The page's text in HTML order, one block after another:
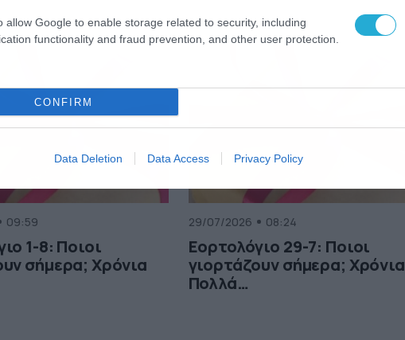
allow Google to enable storage related to security, including
functionality and fraud prevention, and other user protection.
CONFIRM
Data Deletion Data Access Privacy Policy
09:59
1-8: Ποιοι
σήμερα; Χρόνια
29/07/2026 08:24
Εορτολόγιο 29-7: Ποιοι
γιορτάζουν σήμερα; Χρόνια
Πολλά…